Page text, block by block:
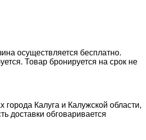
осуществляется бесплатно.
Товар бронируется на срок не
города Калуга и Калужской области,
доставки обговаривается